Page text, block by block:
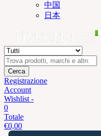
中国
日本
Cerca
Registrazione
Account
Wishlist -
0
Totale
€0,00